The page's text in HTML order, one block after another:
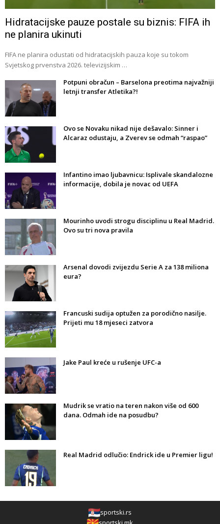
Hidratacijske pauze postale su biznis: FIFA ih
ne planira ukinuti
FIFA ne planira odustati od hidratacijskih pauza koje su tokom
Svjetskog prvenstva 2026. televizijskim …
Potpuni obračun – Barselona preotima najvažniji
letnji transfer Atletika?!
Ovo se Novaku nikad nije dešavalo: Sinner i
Alcaraz odustaju, a Zverev se odmah “raspao”
Infantino imao ljubavnicu: Isplivale skandalozne
informacije, dobila je novac od UEFA
Mourinho uvodi strogu disciplinu u Real Madrid.
Ovo su tri nova pravila
Arsenal dovodi zvijezdu Serie A za 138 miliona
eura?
Francuski sudija optužen za porodično nasilje.
Prijeti mu 18 mjeseci zatvora
Jake Paul kreće u rušenje UFC-a
Mudrik se vratio na teren nakon više od 600
dana. Odmah ide na posudbu?
Real Madrid odlučio: Endrick ide u Premier ligu!
sportski.rs